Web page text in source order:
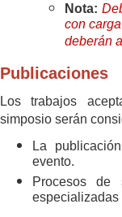
Nota:
con
deberán
Publicaciones
Los trabajos
simposio serán
La
evento.
Procesos de